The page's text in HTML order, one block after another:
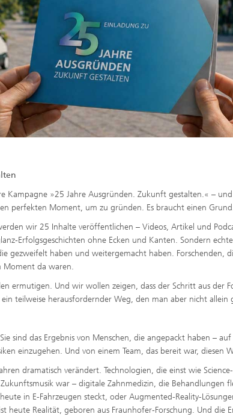
Kampagne »25 Jahre Ausgründen. Zukunft gestalten.« –
perfekten Moment, um zu gründen. Es braucht einen
wir 25 Inhalte veröffentlichen – Videos, Artikel und
Erfolgsgeschichten ohne Ecken und Kanten. Sondern
gezweifelt haben und weitergemacht haben. Forschenden,
Moment da waren.
ermutigen. Und wir wollen zeigen, dass der Schritt aus der
ein teilweise herausfordernder Weg, den man aber nicht allein
sind das Ergebnis von Menschen, die angepackt haben –
einzugehen. Und von einem Team, das bereit war, diesen
dramatisch verändert. Technologien, die einst wie
war – digitale Zahnmedizin, die Behandlungen
in E-Fahrzeugen steckt, oder Augmented-Reality-
heute Realität, geboren aus Fraunhofer-Forschung. Und die